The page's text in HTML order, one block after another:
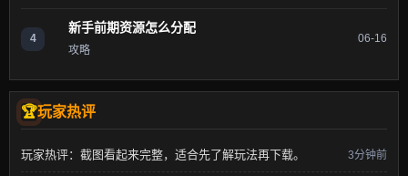
4
新手前期资源怎么分配
攻略
06-16
玩家热评
玩家热评：截图看起来完整，适合先了解玩法再下载。 3分钟前